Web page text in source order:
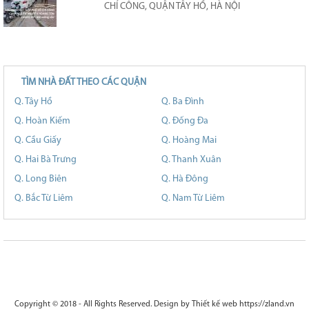
CHÍ CÔNG, QUẬN TÂY HỒ, HÀ NỘI
TÌM NHÀ ĐẤT THEO CÁC QUẬN
Q. Tây Hồ
Q. Ba Đình
Q. Hoàn Kiếm
Q. Đống Đa
Q. Cầu Giấy
Q. Hoàng Mai
Q. Hai Bà Trưng
Q. Thanh Xuân
Q. Long Biên
Q. Hà Đông
Q. Bắc Từ Liêm
Q. Nam Từ Liêm
Copyright © 2018 - All Rights Reserved. Design by Thiết kế web https://zland.vn